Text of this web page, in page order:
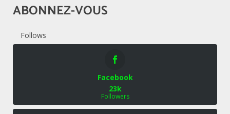
ABONNEZ-VOUS
Follows
Facebook
23k
Followers